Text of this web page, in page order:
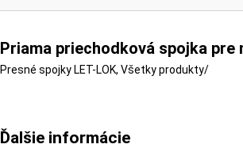
Priama priechodková spojka pre
Presné spojky LET-LOK, Všetky produkty/
Ďalšie informácie